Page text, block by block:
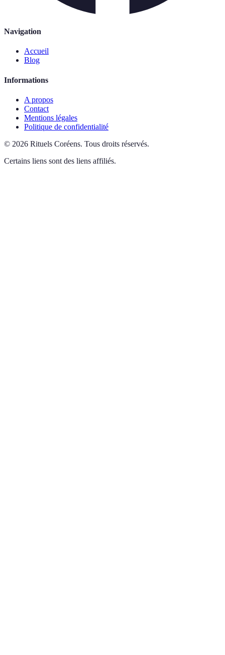
Navigation
Accueil
Blog
Informations
A propos
Contact
Mentions légales
Politique de confidentialité
© 2026 Rituels Coréens. Tous droits réservés.
Certains liens sont des liens affiliés.